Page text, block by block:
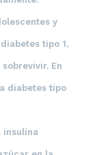
y
tipo 1,
En
diabetes tipo
insulina